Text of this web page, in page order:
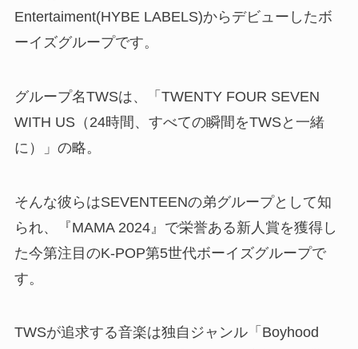
Entertaiment(HYBE LABELS)からデビューしたボ
ーイズグループです。
グループ名TWSは、「TWENTY FOUR SEVEN
WITH US（24時間、すべての瞬間をTWSと一緒
に）」の略。
そんな彼らはSEVENTEENの弟グループとして知
られ、『MAMA 2024』で栄誉ある新人賞を獲得し
た今第注目のK-POP第5世代ボーイズグループで
す。
TWSが追求する音楽は独自ジャンル「Boyhood